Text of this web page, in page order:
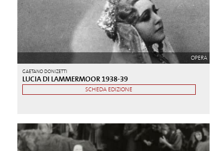
OPERA
GAETANO DONIZETTI
LUCIA DI LAMMERMOOR 1938-39
SCHEDA EDIZIONE